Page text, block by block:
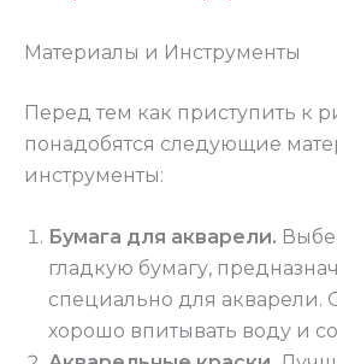
Материалы и Инструменты
Перед тем как приступить к
понадобятся следующие
инструменты:
Бумага для акварели.
гладкую бумагу,
специально для акварели.
хорошо впитывать воду и